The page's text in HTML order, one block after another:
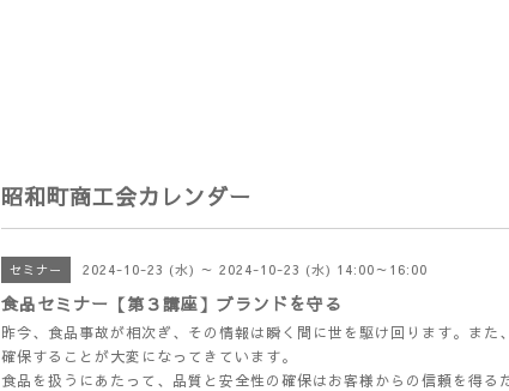
昭和町商工会カレンダー
セミナー 2024-10-23 (水) ～ 2024-10-23 (水) 14:00～16:00
食品セミナー【第３講座】ブランドを守る
昨今、食品事故が相次ぎ、その情報は瞬く間に世を駆け回ります。ま
確保することが大変になってきています。
食品を扱うにあたって、品質と安全性の確保はお客様からの信頼を得